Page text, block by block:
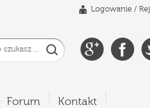
Logowanie /
Forum Kontakt